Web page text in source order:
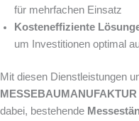
für mehrfachen Einsatz
Kosteneffiziente
um Investitionen optimal
Mit diesen Dienstleistungen
MESSEBAUMANUFAKTUR
dabei, bestehende